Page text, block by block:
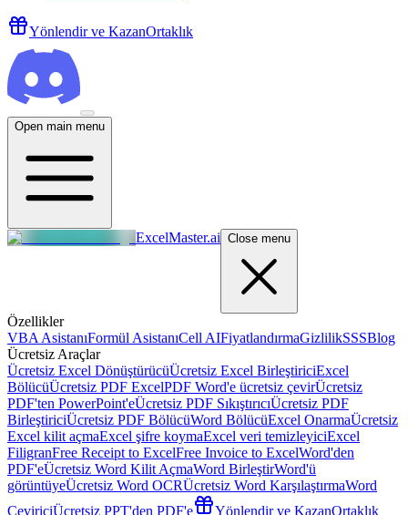
Yönlendir ve KazanOrtaklık
Open main menu
ExcelMaster.ai Close menu
Özellikler
VBA AsistanıFormül AsistanıCell AIFiyatlandırmaGizlilikSSSBlog
Ücretsiz Araçlar
Ücretsiz Excel DönüştürücüÜcretsiz Excel BirleştiriciExcel
BölücüÜcretsiz PDF ExcelPDF Word'e ücretsiz çevirÜcretsiz
PDF'ten PowerPoint'eÜcretsiz PDF SıkıştırıcıÜcretsiz PDF
BirleştiriciÜcretsiz PDF BölücüWord BölücüExcel OnarmaÜcretsiz
Excel kilit açmaExcel şifre koymaExcel veri temizleyiciExcel
FiligranFree Receipt to ExcelFree Invoice to ExcelWord'den
PDF'eÜcretsiz Word Kilit AçmaWord BirleştirWord'ü
görüntüyeÜcretsiz Word OCRÜcretsiz Word KarşılaştırmaWord
ÇeviriciÜcretsiz PPT'den PDF'e Yönlendir ve KazanOrtaklık